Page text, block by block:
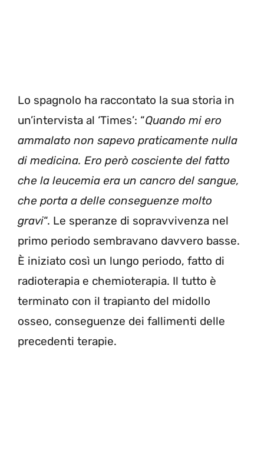
Lo spagnolo ha raccontato la sua storia in
un’intervista al ‘Times’: “Quando mi ero
ammalato non sapevo praticamente nulla
di medicina. Ero però cosciente del fatto
che la leucemia era un cancro del sangue,
che porta a delle conseguenze molto
gravi“. Le speranze di sopravvivenza nel
primo periodo sembravano davvero basse.
È iniziato così un lungo periodo, fatto di
radioterapia e chemioterapia. Il tutto è
terminato con il trapianto del midollo
osseo, conseguenze dei fallimenti delle
precedenti terapie.